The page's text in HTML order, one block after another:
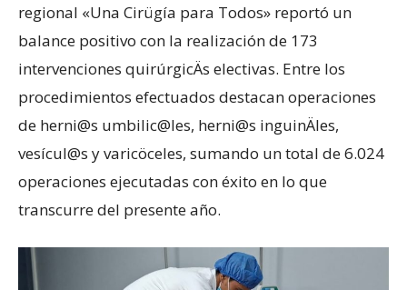
regional «Una Cirügía para Todos» reportó un
balance positivo con la realización de 173
intervenciones quirúrgicÄs electivas. Entre los
procedimientos efectuados destacan operaciones
de herni@s umbilic@les, herni@s inguinÄles,
vesícul@s y varicöceles, sumando un total de 6.024
operaciones ejecutadas con éxito en lo que
transcurre del presente año.